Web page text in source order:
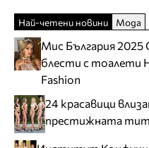
Най-четени новини Мода
Мис България
блести с тоалети
Fashion
24 красавици
престижната